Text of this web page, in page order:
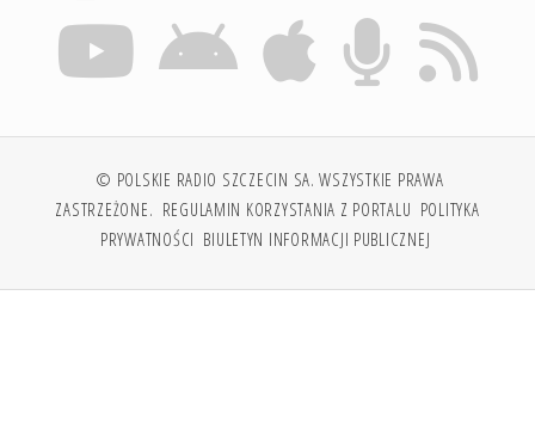
© POLSKIE RADIO SZCZECIN SA. WSZYSTKIE PRAWA
ZASTRZEŻONE. REGULAMIN KORZYSTANIA Z PORTALU POLITYKA
PRYWATNOŚCI BIULETYN INFORMACJI PUBLICZNEJ